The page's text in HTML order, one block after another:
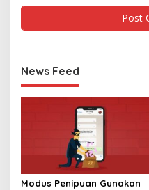
News Feed
Modus Penipuan Gunakan